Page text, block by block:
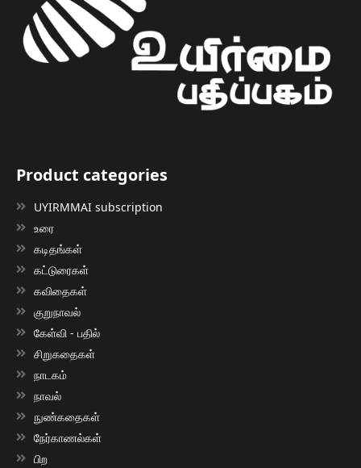
Product categories
UYIRMMAI subscription
உரை
கடிதங்கள்
கட்டுரைகள்
கவிதைகள்
குறுநாவல்
கேள்வி - பதில்
சிறுகதைகள்
நாடகம்
நாவல்
நுண்கதைகள்
நேர்காணல்கள்
பிற